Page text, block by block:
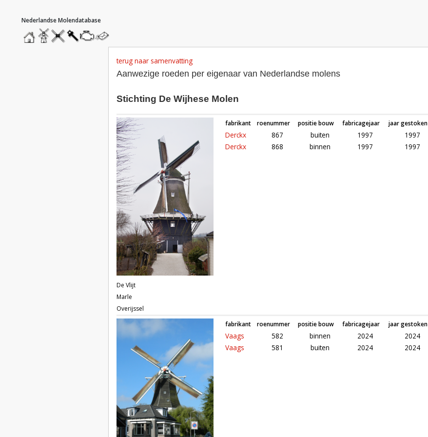
hoofdmenu
homemolendatabase
roedendatabase
assendatabase
motorendatabase
stuur
een
terug naar samenvatting
Aanwezige roeden per eigenaar van Nederlandse molens
Stichting De Wijhese Molen
De Vlijt
Marle
Overijssel
fabrikant roenummer positie bouw fabricagejaar jaar gestoken
Derckx 867 buiten 1997 1997
Derckx
868 binnen 1997 1997
fabrikant roenummer positie bouw fabricagejaar jaar gestoken
Vaags 582 binnen 2024 2024
Vaags
581 buiten 2024 2024